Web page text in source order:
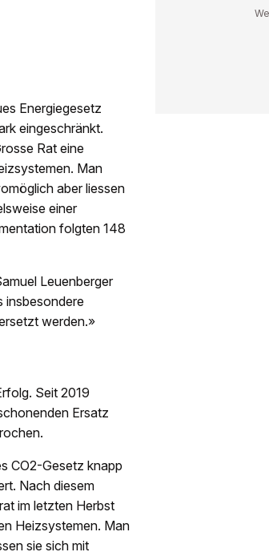
Energiegesetz
eingeschränkt.
Rat eine
Man
aber liessen
einer
folgten 148
Leuenberger
insbesondere
werden.»
Seit 2019
Ersatz
CO2-Gesetz knapp
Nach diesem
im letzten Herbst
Heizsystemen. Man
sie sich mit